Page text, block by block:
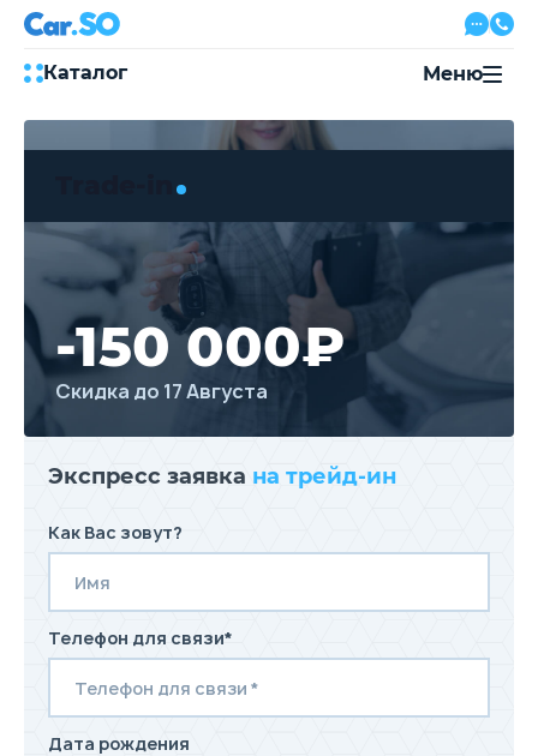
Каталог
Сервис
Автожурнал
Контакты
8 800 500-03-23
с 08:00 по 20:00, без выходных
Меню
-150 000₽
Скидка до 17 Августа
Экспресс заявка на трейд-ин
Как Вас зовут?
Телефон для связи*
Дата рождения